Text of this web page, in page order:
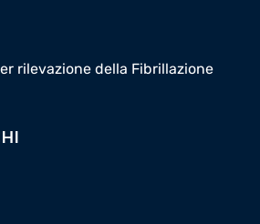
rilevazione della Fibrillazione